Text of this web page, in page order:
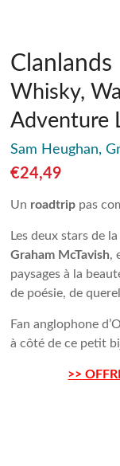
Clanlands
Whisky,
Adventure
Sam Heughan,
€24,49
Un roadtrip pas
Les deux stars de
Graham McTavish,
paysages à la
de poésie, de
Fan anglophone
à côté de ce petit
>>